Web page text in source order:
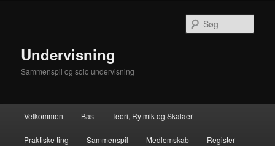
Undervisning
Sammenspil og solo undervisning
Velkommen Bas Teori, Rytmik og Skalaer
Praktiske ting Sammenspil Medlemskab Register